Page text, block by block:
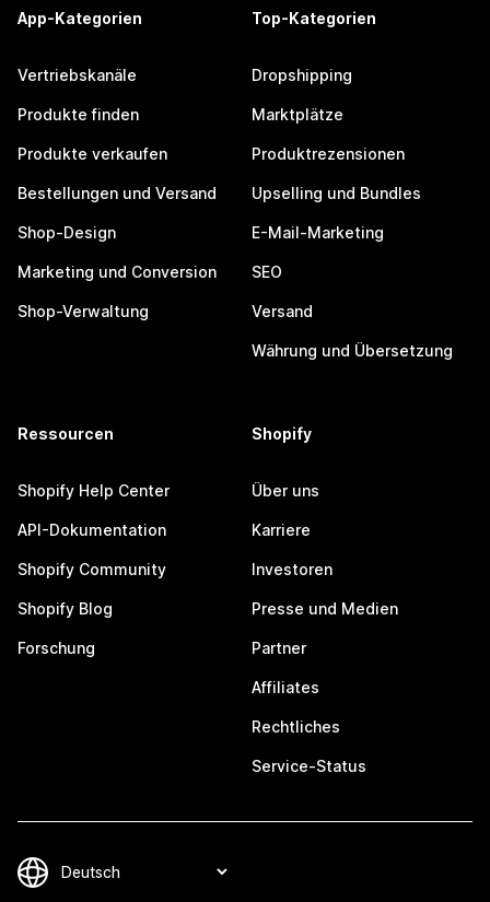
App-Kategorien
Vertriebskanäle
Produkte finden
Produkte verkaufen
Bestellungen und Versand
Shop-Design
Marketing und Conversion
Shop-Verwaltung
Top-Kategorien
Dropshipping
Marktplätze
Produktrezensionen
Upselling und Bundles
E-Mail-Marketing
SEO
Versand
Währung und Übersetzung
Ressourcen
Shopify Help Center
API-Dokumentation
Shopify Community
Shopify Blog
Forschung
Shopify
Über uns
Karriere
Investoren
Presse und Medien
Partner
Affiliates
Rechtliches
Service-Status